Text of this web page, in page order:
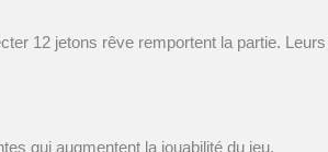
12 jetons rêve remportent la partie.
qui augmentent la jouabilité du jeu.